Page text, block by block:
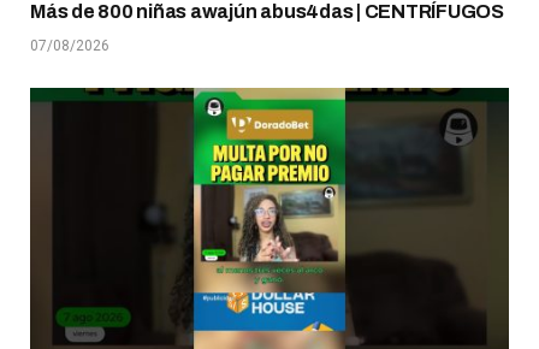
Más de 800 niñas awajún abus4das | CENTRÍFUGOS
07/08/2026